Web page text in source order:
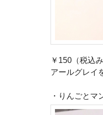
￥150（税込
アールグレイ
・りんごとマ